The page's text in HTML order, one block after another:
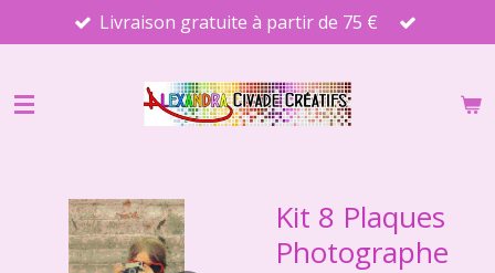
au
principal
Livraison gratuite à partir de 75 €
Kit 8 Plaques
Photographe